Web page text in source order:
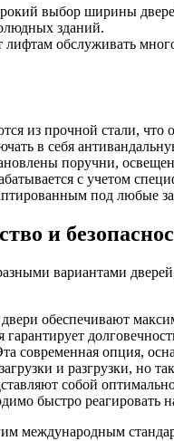
выбор ширины дверей
зданий.
обслуживать
из прочной стали, что
в себя
поручни,
с учетом
под любые
и
вариантами
обеспечивают
современная опция,
и разгрузки,
собой
быстро реагировать
международным